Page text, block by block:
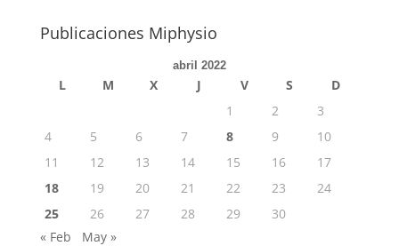
Publicaciones Miphysio
abril 2022
L M X J V S
D
1
2
3
4
5 6 7 8 9
10
11
12 13 14 15 16
17
18
19 20 21 22 23
24
25
26 27 28 29
30
« Feb
May »